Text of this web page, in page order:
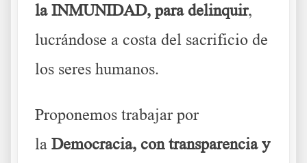
la INMUNIDAD, para delinquir,
lucrándose a costa del sacrificio de
los seres humanos.
Proponemos trabajar por
la Democracia, con transparencia y